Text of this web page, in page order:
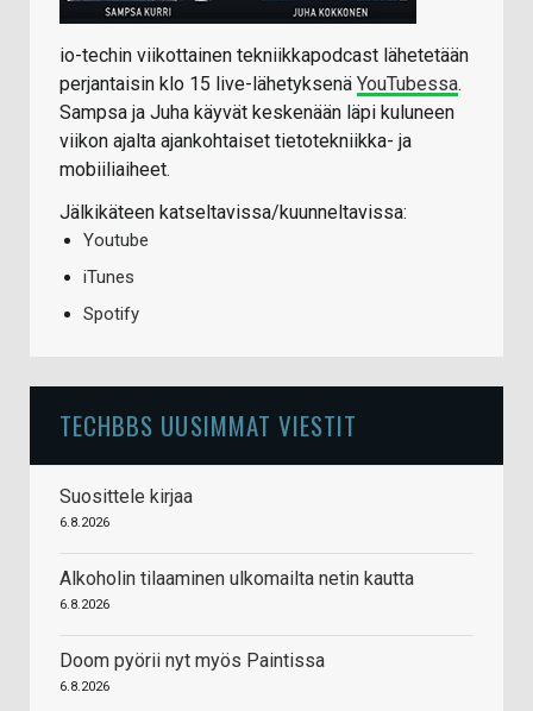
io-techin viikottainen tekniikkapodcast lähetetään
perjantaisin klo 15 live-lähetyksenä YouTubessa.
Sampsa ja Juha käyvät keskenään läpi kuluneen
viikon ajalta ajankohtaiset tietotekniikka- ja
mobiiliaiheet.
Jälkikäteen katseltavissa/kuunneltavissa:
Youtube
iTunes
Spotify
TECHBBS UUSIMMAT VIESTIT
Suosittele kirjaa
6.8.2026
Alkoholin tilaaminen ulkomailta netin kautta
6.8.2026
Doom pyörii nyt myös Paintissa
6.8.2026